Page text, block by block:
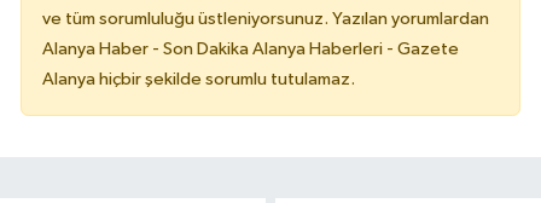
ve tüm sorumluluğu üstleniyorsunuz. Yazılan yorumlardan
Alanya Haber - Son Dakika Alanya Haberleri - Gazete
Alanya hiçbir şekilde sorumlu tutulamaz.